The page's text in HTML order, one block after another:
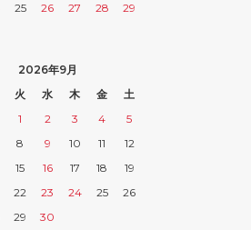
25 26 27 28
29
2026年9月
火 水 木 金
土
1
2 3 4
5
8 9 10 11
12
15 16 17 18
19
22 23 24 25
26
29 30